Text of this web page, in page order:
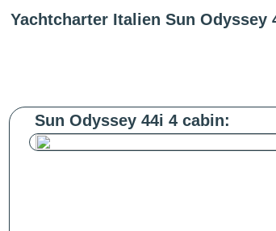
Yachtcharter Italien Sun Odyssey
Sun Odyssey 44i 4 cabin: